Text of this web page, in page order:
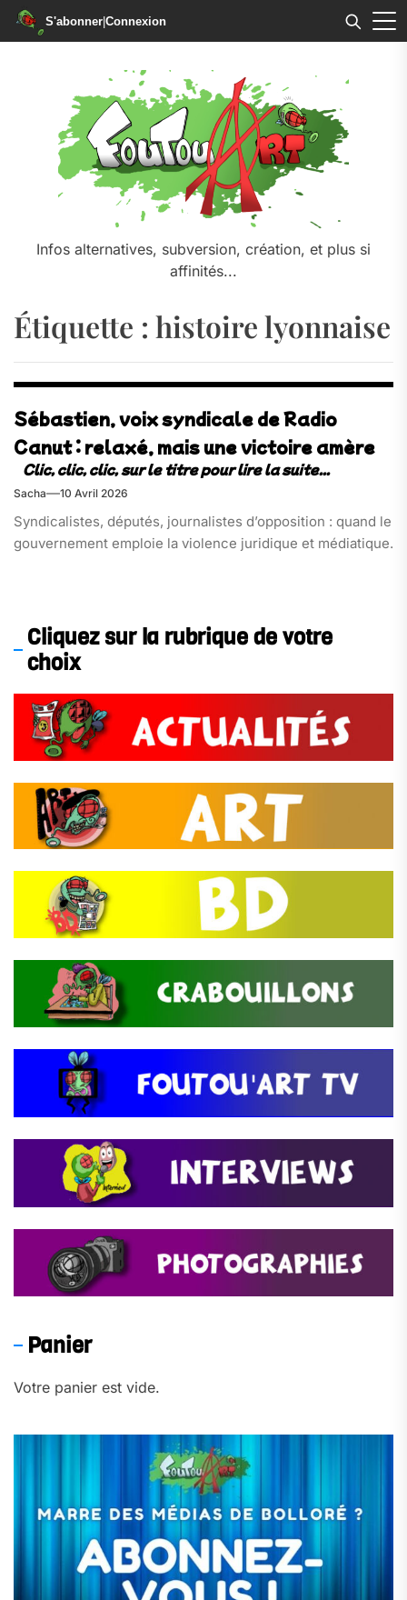
S'abonner|Connexion
Infos alternatives, subversion, création, et plus si
affinités...
Étiquette : histoire lyonnaise
Sébastien, voix syndicale de Radio
Canut : relaxé, mais une victoire amère
Sacha 10 Avril 2026
Syndicalistes, députés, journalistes d’opposition : quand le
gouvernement emploie la violence juridique et médiatique.
Cliquez sur la rubrique de votre
choix
Panier
Votre panier est vide.